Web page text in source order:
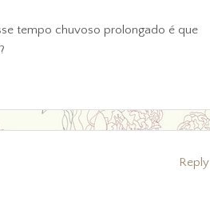
tempo chuvoso prolongado é que
Reply